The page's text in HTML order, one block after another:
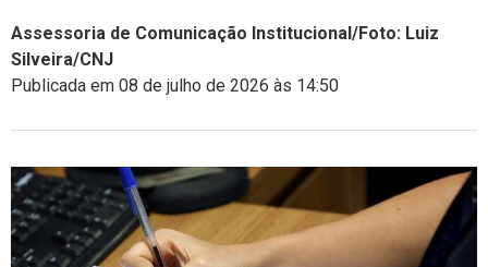
Assessoria de Comunicação Institucional/Foto: Luiz
Silveira/CNJ
Publicada em 08 de julho de 2026 às 14:50